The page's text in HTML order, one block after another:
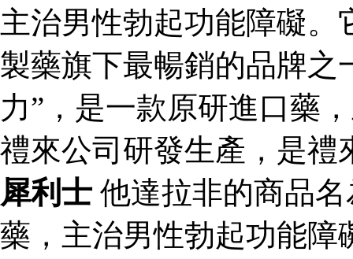
主治男性勃起功能障礙
製藥旗下最暢銷的品牌之
力”，是一款原研進口藥
禮來公司研發生產，是禮
犀利士 他達拉非的商品
藥，主治男性勃起功能障